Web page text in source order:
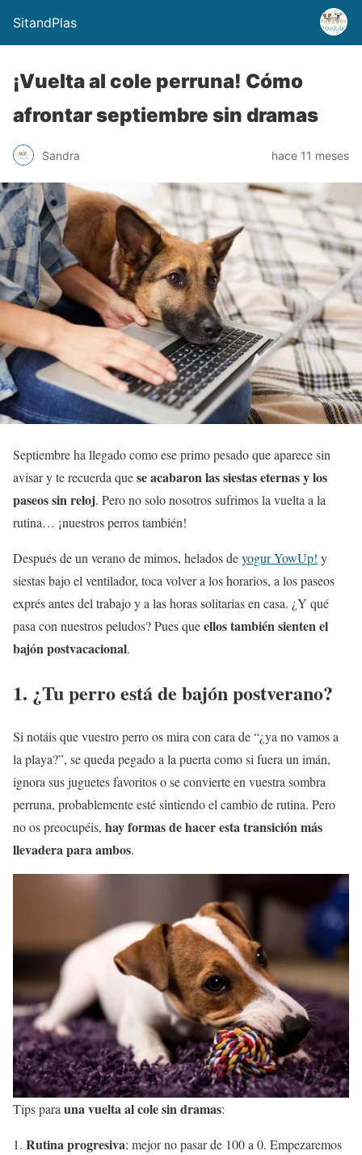
SitandPlas
¡Vuelta al cole perruna! Cómo
afrontar septiembre sin dramas
Sandra hace 11 meses
Septiembre ha llegado como ese primo pesado que aparece sin
avisar y te recuerda quese acabaron las siestas eternas y los
paseos sin reloj. Pero no solo nosotros sufrimos la vuelta a la
rutina… ¡nuestros perros también!
Después de un verano de mimos, helados deyogur YowUp! y
siestas bajo el ventilador, toca volver a los horarios, a los paseos
exprés antes del trabajo y a las horas solitarias en casa. ¿Y qué
pasa con nuestros peludos? Pues queellos también sienten el
bajón postvacacional.
1. ¿Tu perro está de bajón postverano?
Si notáis que vuestro perro os mira con cara de “¿ya no vamos a
la playa?”, se queda pegado a la puerta como si fuera un imán,
ignora sus juguetes favoritos o se convierte en vuestra sombra
perruna, probablemente esté sintiendo el cambio de rutina. Pero
no os preocupéis, hay formas de hacer esta transición más
llevadera para ambos.
Tips parauna vuelta al cole sin dramas:
Rutina progresiva: mejor no pasar de 100 a 0. Empezaremos